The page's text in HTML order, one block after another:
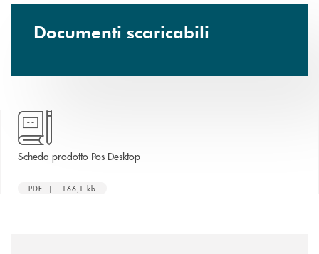
Documenti scaricabili
Scheda prodotto Pos Desktopapre una nuova finestra
PDF | 166,1 kb